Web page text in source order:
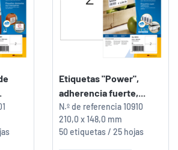
Etiquetas "Power",
adherencia fuerte,...
N.º de referencia10910
210,0 x 148,0 mm
50 etiquetas / 25 hojas